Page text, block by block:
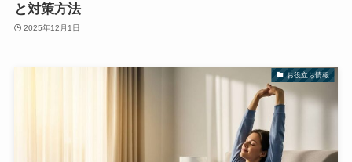
と対策方法
2025年12月1日
お役立ち情報